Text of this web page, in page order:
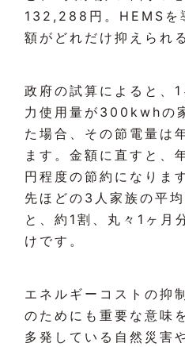
132,288円。HEMSを
額がどれだけ抑えられ
政府の試算によると、
力使用量が300kwhの
た場合、その節電量は
ます。金額に直すと、
円程度の節約になりま
先ほどの3人家族の平
と、約1割、丸々1ヶ月
けです。
エネルギーコストの抑
のためにも重要な意味
多発している自然災害